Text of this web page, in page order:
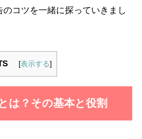
コツを一緒に探っていきまし
[表示する]
は？その基本と役割